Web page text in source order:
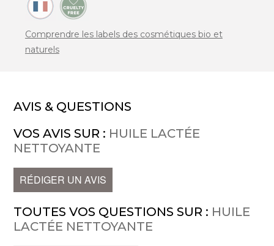
Comprendre les labels des cosmétiques bio et
naturels
AVIS & QUESTIONS
VOS AVIS SUR : HUILE LACTÉE
NETTOYANTE
RÉDIGER UN AVIS
TOUTES VOS QUESTIONS SUR : HUILE
LACTÉE NETTOYANTE